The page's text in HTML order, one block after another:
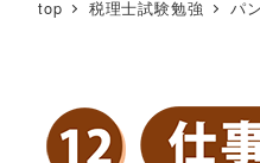
top 税理士試験勉強 パ